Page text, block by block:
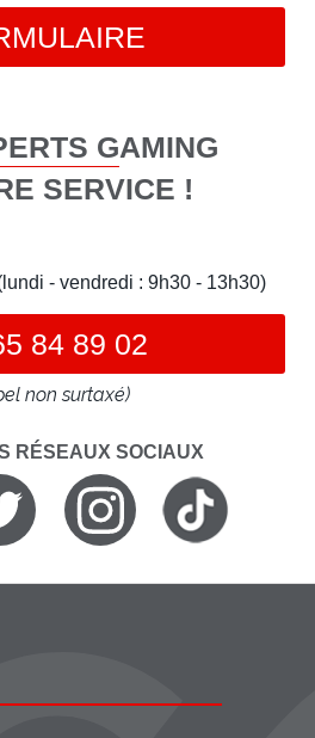
GAMING
SERVICE !
- vendredi : 9h30 - 13h30)
84 89 02
non surtaxé)
RÉSEAUX SOCIAUX